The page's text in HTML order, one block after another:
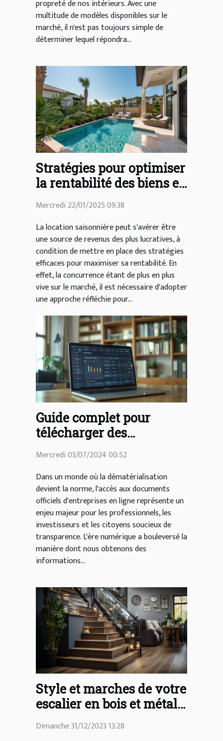
propreté de nos intérieurs. Avec une
multitude de modèles disponibles sur le
marché, il n'est pas toujours simple de
déterminer lequel répondra...
Stratégies pour optimiser
la rentabilité des biens en
location saisonnière
Mercredi 22/01/2025 09:38
La location saisonnière peut s'avérer être
une source de revenus des plus lucratives, à
condition de mettre en place des stratégies
efficaces pour maximiser sa rentabilité. En
effet, la concurrence étant de plus en plus
vive sur le marché, il est nécessaire d'adopter
une approche réfléchie pour...
Guide complet pour
télécharger des
documents officiels
d'entreprises en ligne
Mercredi 03/07/2024 00:52
Dans un monde où la dématérialisation
devient la norme, l'accès aux documents
officiels d'entreprises en ligne représente un
enjeu majeur pour les professionnels, les
investisseurs et les citoyens soucieux de
transparence. L'ère numérique a bouleversé la
manière dont nous obtenons des
informations...
Style et marches de votre
escalier en bois et métal :
comment les choisir ?
Dimanche 31/12/2023 13:28